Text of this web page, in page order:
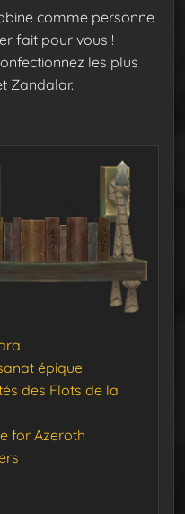
comme personne
fait pour vous !
les plus
Zandalar.
épique
des Flots de la
for Azeroth